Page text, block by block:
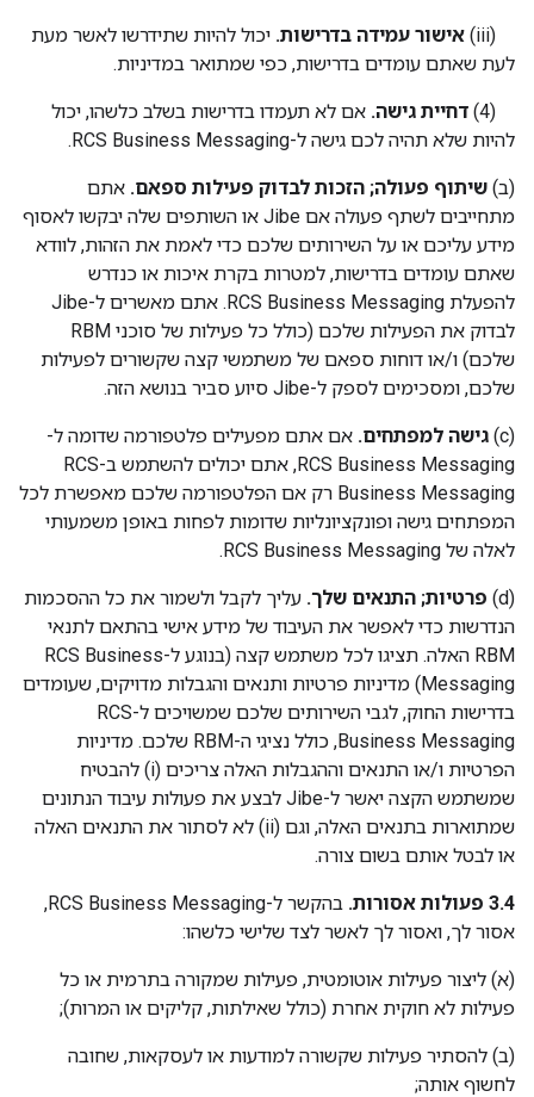
אישור עמידה בדרישות. יכול להיות שתידרשו לאשר מעת
לעת שאתם עומדים בדרישות, כפי שמתואר במדיניות.
דחיית גישה. אם לא תעמדו בדרישות בשלב כלשהו, יכול
להיות שלא תהיה לכם גישה ל-RCS Business Messaging.
‫(ב) שיתוף פעולה; הזכות לבדוק פעילות ספאם. אתם
מתחייבים לשתף פעולה אם Jibe או השותפים שלה יבקשו לאסוף
מידע עליכם או על השירותים שלכם כדי לאמת את הזהות, לוודא
שאתם עומדים בדרישות, למטרות בקרת איכות או כנדרש
להפעלת RCS Business Messaging. אתם מאשרים ל-Jibe
לבדוק את הפעילות שלכם (כולל כל פעילות של סוכני RBM
שלכם) ו/או דוחות ספאם של משתמשי קצה שקשורים לפעילות
שלכם, ומסכימים לספק ל-Jibe סיוע סביר בנושא הזה.
‫(c) גישה למפתחים. אם אתם מפעילים פלטפורמה שדומה ל-
RCS Business Messaging, אתם יכולים להשתמש ב-RCS
Business Messaging רק אם הפלטפורמה שלכם מאפשרת לכל
המפתחים גישה ופונקציונליות שדומות לפחות באופן משמעותי
לאלה של RCS Business Messaging.
‫(d) פרטיות; התנאים שלך. עליך לקבל ולשמור את כל ההסכמות
הנדרשות כדי לאפשר את העיבוד של מידע אישי בהתאם לתנאי
RBM האלה. תציגו לכל משתמש קצה (בנוגע ל-RCS Business
Messaging) מדיניות פרטיות ותנאים והגבלות מדויקים, שעומדים
בדרישות החוק, לגבי השירותים שלכם שמשויכים ל-RCS
Business Messaging, כולל נציגי ה-RBM שלכם. מדיניות
הפרטיות ו/או התנאים וההגבלות האלה צריכים (i) להבטיח
שמשתמש הקצה יאשר ל-Jibe לבצע את פעולות עיבוד הנתונים
שמתוארות בתנאים האלה, וגם (ii) לא לסתור את התנאים האלה
או לבטל אותם בשום צורה.
‫3.4 פעולות אסורות.
בהקשר ל-RCS Business Messaging,
אסור לך, ואסור לך לאשר לצד שלישי כלשהו:
‫(א) ליצור פעילות אוטומטית, פעילות שמקורה בתרמית או כל
פעילות לא חוקית אחרת (כולל שאילתות, קליקים או המרות);
‫(ב) להסתיר פעילות שקשורה למודעות או לעסקאות, שחובה
לחשוף אותה;